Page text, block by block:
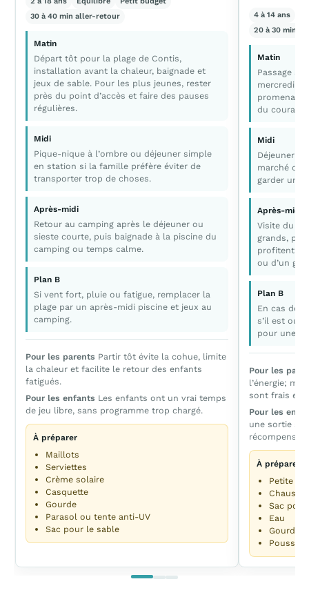
30 à 40 min aller-retour
Matin
Départ tôt pour la plage de Contis,
installation avant la chaleur, baignade et
jeux de sable. Pour les plus jeunes, rester
près du point d’accès et faire des pauses
régulières.
Midi
Pique-nique à l’ombre ou déjeuner simple
en station si la famille préfère éviter de
transporter trop de choses.
Après-midi
Retour au camping après le déjeuner ou
sieste courte, puis baignade à la piscine du
camping ou temps calme.
Plan B
Si vent fort, pluie ou fatigue, remplacer la
plage par un après-midi piscine et jeux au
camping.
Pour les parents Partir tôt évite la cohue, limite
la chaleur et facilite le retour des enfants
fatigués.
Pour les enfants Les enfants ont un vrai temps
de jeu libre, sans programme trop chargé.
À préparer
Maillots
Serviettes
Crème solaire
Casquette
Gourde
Parasol ou tente anti-UV
Sac pour le sable
4 à 14 ans
20 à 30 min
Matin
Passage
mercredi
promenade
du courant.
Midi
Déjeuner
marché ou
garder un
Après-midi
Visite du
grands,
profitent
ou d’un
Plan B
En cas de
s’il est
pour une
Pour les
l’énergie;
sont frais et
Pour les
une sortie
récompenses
À préparer
Petite
Sac
Eau
Gourde